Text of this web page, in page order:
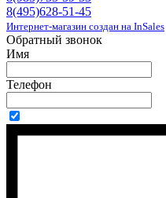
8(495)628-51-45
Интернет-магазин создан на InSales
Обратный звонок
Имя
Телефон